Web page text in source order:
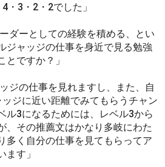
・3・2・2でした」
ダーとしての経験を積める、とい
ジャッジの仕事を身近で見る勉強
とですか？」
ジの仕事を見れますし、また、自
ジに近い距離でみてもらうチャン
ル3になるためには、レベル3から
、その推薦文はかなり多岐にわた
多く自分の仕事を見てもらってア
ます」